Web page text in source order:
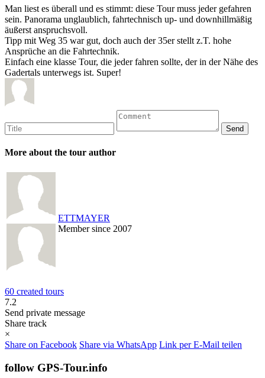
Man liest es überall und es stimmt: diese Tour muss jeder gefahren
sein. Panorama unglaublich, fahrtechnisch up- und downhillmäßig
äußerst anspruchsvoll.
Tipp mit Weg 35 war gut, doch auch der 35er stellt z.T. hohe
Ansprüche an die Fahrtechnik.
Einfach eine klasse Tour, die jeder fahren sollte, der in der Nähe des
Gadertals unterwegs ist. Super!
More about the tour author
ETTMAYER
Member since 2007
60 created tours
7.2
Send private message
Share track
×
Share on Facebook Share via WhatsApp Link per E-Mail teilen
follow GPS-Tour.info